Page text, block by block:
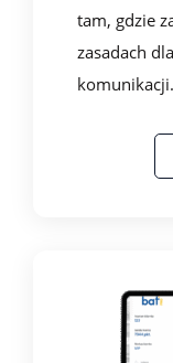
tam, gdzie
zasadach
komunikacji.